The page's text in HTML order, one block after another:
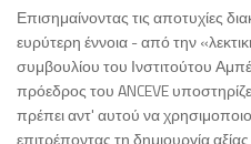
Επισημαίνοντας τις αποτυχίες
ευρύτερη έννοια - από την
συμβουλίου του Ινστιτούτου
πρόεδρος του ANCEVE
πρέπει αντ' αυτού να
επιτρέποντας τη δημιουργία